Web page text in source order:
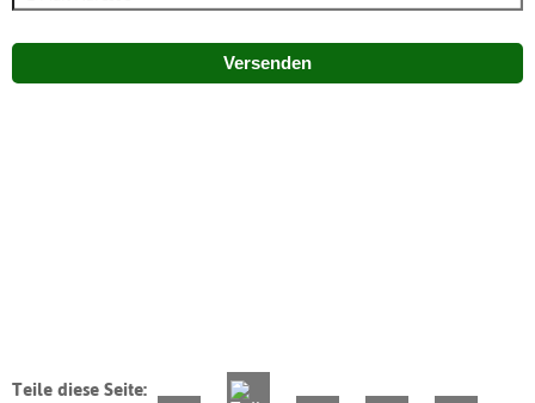
Versenden
Teile diese Seite: